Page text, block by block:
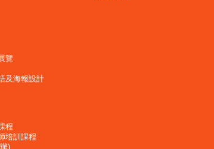
覽
及海報設計
程
培訓課程
)